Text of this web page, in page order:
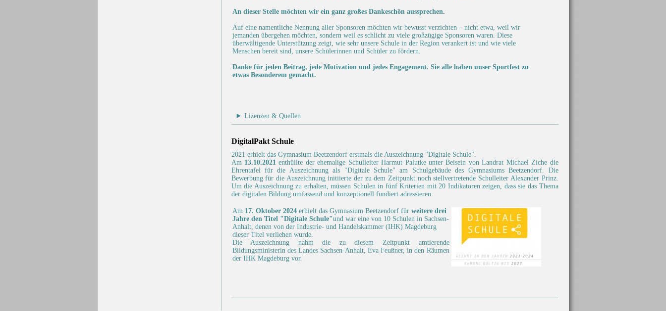
An dieser Stelle möchten wir ein ganz großes Dankeschön aussprechen.
Auf eine namentliche Nennung aller Sponsoren möchten wir bewusst verzichten – nicht etwa, weil wir
jemanden übergehen möchten, sondern weil es schlicht zu viele großzügige Sponsoren waren. Diese
überwältigende Unterstützung zeigt, wie sehr unsere Schule in der Region verankert ist und wie viele
Menschen bereit sind, unsere Schülerinnen und Schüler zu fördern.
Danke für jeden Beitrag, jede Motivation und jedes Engagement. Sie alle haben unser Sportfest zu
etwas Besonderem gemacht.
Lizenzen & Quellen
DigitalPakt Schule
2021 erhielt das Gymnasium Beetzendorf erstmals die Auszeichnung "Digitale Schule".
Am 13.10.2021enthüllte der ehemalige Schulleiter Harmut Palutke unter Beisein von Landrat Michael Ziche die
Ehrentafel für die Auszeichnung als "Digitale Schule" am Schulgebäude des Gymnasiums Beetzendorf. Die
Bewerbung für die Auszeichnung initiierte der zu dem Zeitpunkt noch stellvertretende Schulleiter Alexander Prinz.
Um die Auszeichnung zu erhalten, müssen Schulen in fünf Kriterien mit 20 Indikatoren zeigen, dass sie das Thema
der digitalen Bildung umfassend und konzeptionell fundiert adressieren.
Am 17. Oktober 2024erhielt das Gymnasium Beetzendorf für weitere drei
Jahre den Titel "Digitale Schule"und war eine von 10 Schulen in Sachsen-
Anhalt, denen von der Industrie- und Handelskammer (IHK) Magdeburg
dieser Titel verliehen wurde.
Die Auszeichnung nahm die zu diesem Zeitpunkt amtierende
Bildungsministerin des Landes Sachsen‑Anhalt, Eva Feußner, in den Räumen
der IHK Magdeburg vor.